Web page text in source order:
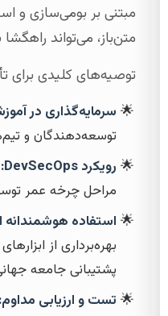
مبتنی بر بومی‌سازی و
متن‌باز، می‌تواند
توصیه‌های کلیدی برای
سرمایه‌گذاری در
توسعه‌دهندگان و
رویکرد DevSecOps:
مراحل چرخه عمر
استفاده هوشمندانه
بهره‌برداری از
پشتیبانی جامعه
تست و ارزیابی مداوم: